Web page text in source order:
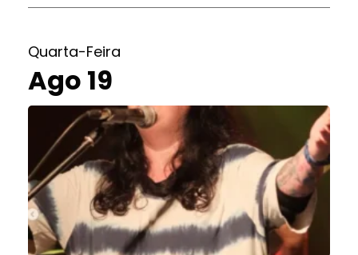
Quarta-Feira
Ago 19